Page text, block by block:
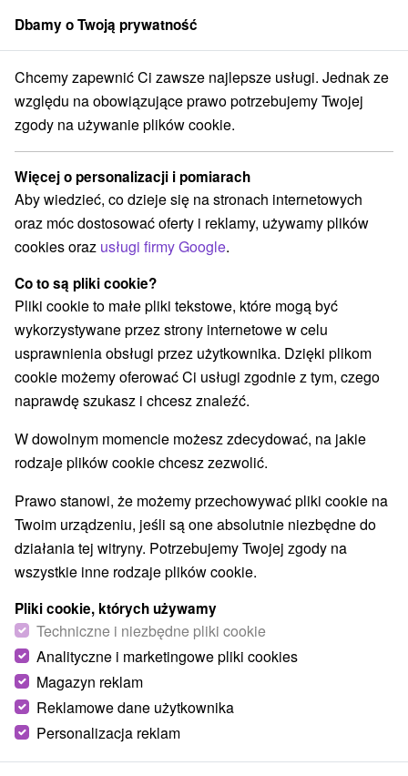
członek grupySorger
Žilinský kraj Turčianske Kľačany Minizoo - Farma menażeria
Minizoo - Farma menażeria
Wyświetl stronę internetową Przejdź do
+421 918 388 801
Facebook
Turčianske Kľačany 271
038 61 Turčianske Kľačany
GPS:
N +49° 7' 21.35''
E +18° 56' 33.19''
Region turystyczny
Malá Fatra, Turiec, Veľká Fatra, Severné Slovensko,
Dbamy o Twoją prywatność
Chcemy zapewnić Ci zawsze najlepsze usługi. Jednak ze
względu na obowiązujące prawo potrzebujemy Twojej
zgody na używanie plików cookie.
Więcej o personalizacji i pomiarach
Aby wiedzieć, co dzieje się na stronach internetowych
oraz móc dostosować oferty i reklamy, używamy plików
cookies oraz usługi firmy Google.
Co to są pliki cookie?
Pliki cookie to małe pliki tekstowe, które mogą być
wykorzystywane przez strony internetowe w celu
usprawnienia obsługi przez użytkownika. Dzięki plikom
cookie możemy oferować Ci usługi zgodnie z tym, czego
naprawdę szukasz i chcesz znaleźć.
W dowolnym momencie możesz zdecydować, na jakie
rodzaje plików cookie chcesz zezwolić.
Prawo stanowi, że możemy przechowywać pliki cookie na
Twoim urządzeniu, jeśli są one absolutnie niezbędne do
działania tej witryny. Potrzebujemy Twojej zgody na
wszystkie inne rodzaje plików cookie.
Pliki cookie, których używamy
Techniczne i niezbędne pliki cookie
Analityczne i marketingowe pliki cookies
Magazyn reklam
Reklamowe dane użytkownika
Personalizacja reklam